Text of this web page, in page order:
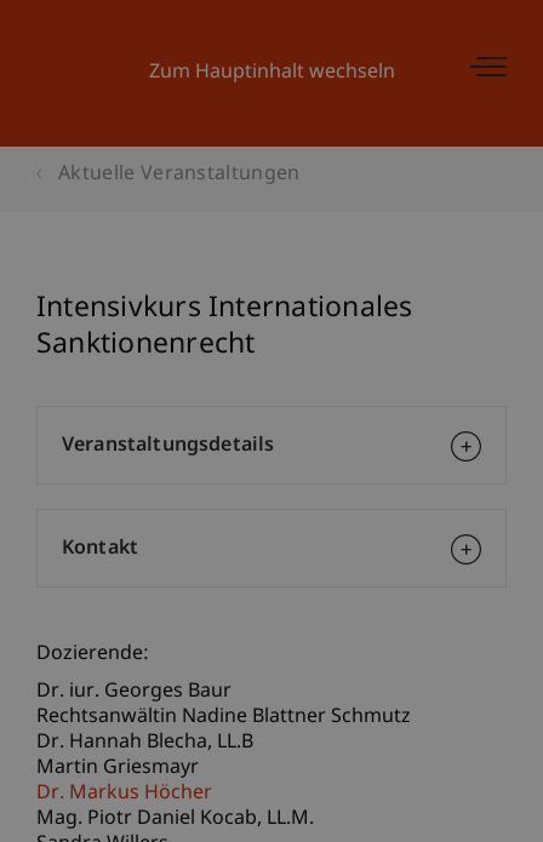
Zum Hauptinhalt wechseln
Aktuelle Veranstaltungen
Intensivkurs Internationales
Sanktionenrecht
Dozierende:
Dr. iur. Georges Baur
Rechtsanwältin Nadine Blattner Schmutz
Dr. Hannah Blecha LL.B
Martin Griesmayr
Dr. Markus Höcher
Mag. Piotr Daniel Kocab LL.M.
Veranstaltungsdetails
Kontakt